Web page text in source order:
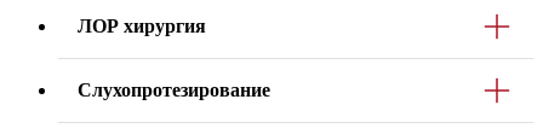
ЛОР хирургия
Слухопротезирование